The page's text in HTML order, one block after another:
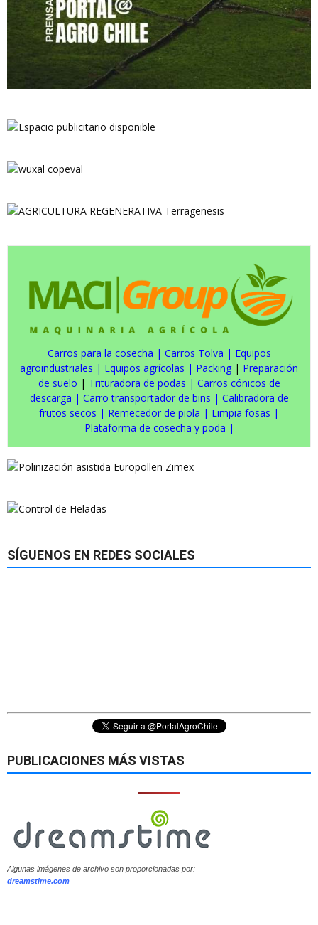
Carros para la cosecha | Carros Tolva | Equipos
agroindustriales | Equipos agrícolas | Packing | Preparación
de suelo | Trituradora de podas | Carros cónicos de
descarga | Carro transportador de bins | Calibradora de
frutos secos | Remecedor de piola | Limpia fosas |
Plataforma de cosecha y poda |
SÍGUENOS EN REDES SOCIALES
PUBLICACIONES MÁS VISTAS
Algunas imágenes de archivo son proporcionadas por:
dreamstime.com